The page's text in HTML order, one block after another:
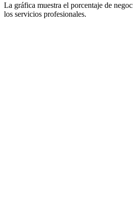
La gráfica muestra el porcentaje de
los servicios profesionales.